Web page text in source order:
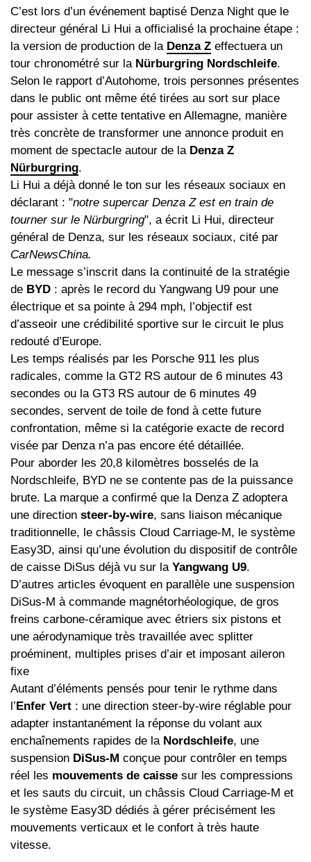
C’est lors d’un événement baptisé Denza Night que le
directeur général Li Hui a officialisé la prochaine étape :
la version de production de la Denza Z effectuera un
tour chronométré sur la Nürburgring Nordschleife.
Selon le rapport d’Autohome, trois personnes présentes
dans le public ont même été tirées au sort sur place
pour assister à cette tentative en Allemagne, manière
très concrète de transformer une annonce produit en
moment de spectacle autour de la Denza Z
Nürburgring.
Li Hui a déjà donné le ton sur les réseaux sociaux en
déclarant : "notre supercar Denza Z est en train de
tourner sur le Nürburgring", a écrit Li Hui, directeur
général de Denza, sur les réseaux sociaux, cité par
CarNewsChina.
Le message s’inscrit dans la continuité de la stratégie
de BYD : après le record du Yangwang U9 pour une
électrique et sa pointe à 294 mph, l’objectif est
d’asseoir une crédibilité sportive sur le circuit le plus
redouté d’Europe.
Les temps réalisés par les Porsche 911 les plus
radicales, comme la GT2 RS autour de 6 minutes 43
secondes ou la GT3 RS autour de 6 minutes 49
secondes, servent de toile de fond à cette future
confrontation, même si la catégorie exacte de record
visée par Denza n’a pas encore été détaillée.
Pour aborder les 20,8 kilomètres bosselés de la
Nordschleife, BYD ne se contente pas de la puissance
brute. La marque a confirmé que la Denza Z adoptera
une direction steer-by-wire, sans liaison mécanique
traditionnelle, le châssis Cloud Carriage-M, le système
Easy3D, ainsi qu’une évolution du dispositif de contrôle
de caisse DiSus déjà vu sur la Yangwang U9.
D’autres articles évoquent en parallèle une suspension
DiSus-M à commande magnétorhéologique, de gros
freins carbone-céramique avec étriers six pistons et
une aérodynamique très travaillée avec splitter
proéminent, multiples prises d’air et imposant aileron
fixe
Autant d’éléments pensés pour tenir le rythme dans
l’ Enfer Vert : une direction steer-by-wire réglable pour
adapter instantanément la réponse du volant aux
enchaînements rapides de la Nordschleife, une
suspension DiSus-M conçue pour contrôler en temps
réel les mouvements de caisse sur les compressions
et les sauts du circuit, un châssis Cloud Carriage-M et
le système Easy3D dédiés à gérer précisément les
mouvements verticaux et le confort à très haute
vitesse.